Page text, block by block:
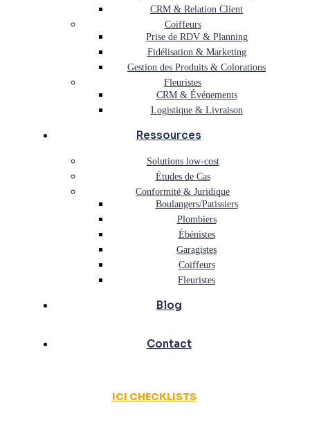
CRM & Relation Client
Coiffeurs
Prise de RDV & Planning
Fidélisation & Marketing
Gestion des Produits & Colorations
Fleuristes
CRM & Événements
Logistique & Livraison
Ressources
Solutions low-cost
Études de Cas
Conformité & Juridique
Boulangers/Patissiers
Plombiers
Ébénistes
Garagistes
Coiffeurs
Fleuristes
Blog
Contact
ICI CHECKLISTS